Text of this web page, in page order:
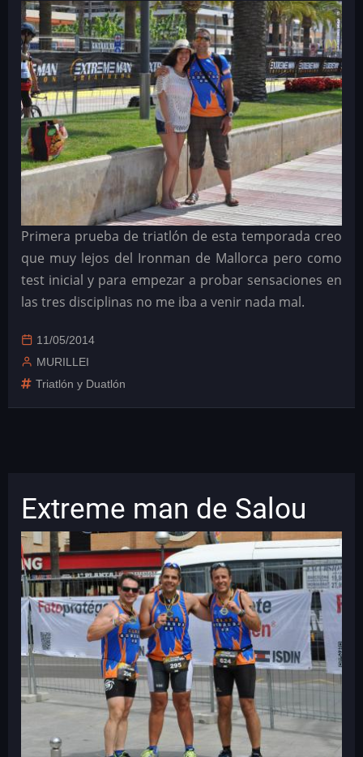
Primera prueba de triatlón de esta temporada creo
que muy lejos del Ironman de Mallorca pero como
test inicial y para empezar a probar sensaciones en
las tres disciplinas no me iba a venir nada mal.
11/05/2014
MURILLEI
Triatlón y Duatlón
Extreme man de Salou